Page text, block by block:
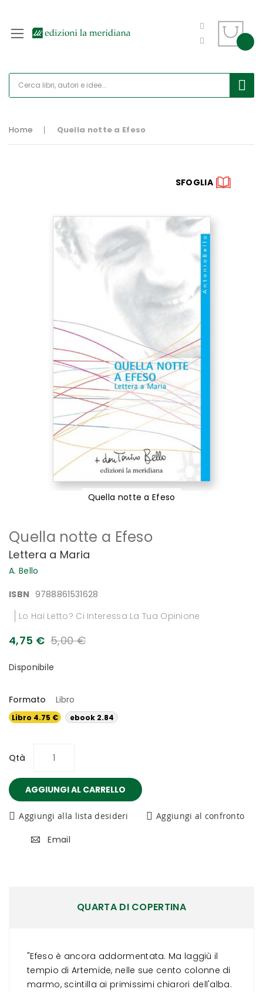
Home Quella notte a Efeso
Quella notte a Efeso
Lettera a Maria
A. Bello
ISBN 9788861531628
Lo Hai Letto? Ci Interessa La Tua Opinione
4,75 € 5,00 €
Disponibile
Formato Libro
Libro 4.75 €
ebook 2.84
Qtà
AGGIUNGI AL CARRELLO
Aggiungi alla lista desideri Aggiungi al confronto
Email
SFOGLIA
Quella notte a Efeso
all'inizio
della
galleria
di
QUARTA DI COPERTINA
"Efeso è ancora addormentata. Ma laggiù il
tempio di Artemide, nelle sue cento colonne di
marmo, scintilla ai primissimi chiarori dell'alba.